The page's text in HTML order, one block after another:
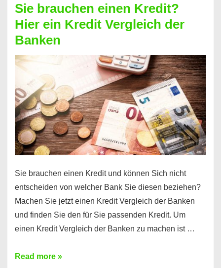
Summe
Geld?
Hier
einen
10000
Euro
Kredit
finden
Sie brauchen einen Kredit?
Hier ein Kredit Vergleich der
Banken
Sie brauchen einen Kredit und können Sich nicht
entscheiden von welcher Bank Sie diesen beziehen?
Machen Sie jetzt einen Kredit Vergleich der Banken
und finden Sie den für Sie passenden Kredit. Um
einen Kredit Vergleich der Banken zu machen ist …
Sie
Read more »